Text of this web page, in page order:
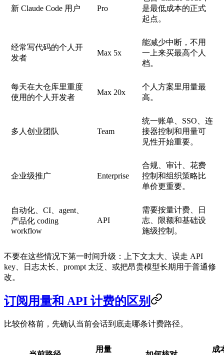
新 Claude Code 用户 Pro
是最低成本的正式
起点。
经常写代码的个人开
发者
Max 5x
能减少中断，不用
一上来买最高个人
档。
每天在大仓库里重度
使用的个人开发者
Max 20x
个人方案里用量最
高。
多人创业团队 Team
统一账单、SSO、连
接器控制和用量可
见性开始重要。
企业级推广 Enterprise
合规、审计、花费
控制和组织策略比
单价更重要。
自动化、CI、agent、
产品化 coding
workflow
API
需要按量计费、日
志、限额和基础设
施级控制。
不要在这些情况下第一时间升级：上下文太大、误走 API
key、日志太长、prompt 太泛、或把昂贵模型长期用于普通修
改。
订阅用量和 API 计费的区别
比较价格前，先确认当前会话到底走哪条计费路径。
用量 成